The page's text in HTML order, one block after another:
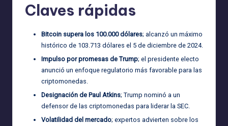
Claves rápidas
Bitcoin supera los 100.000 dólares; alcanzó un máximo
histórico de 103.713 dólares el 5 de diciembre de 2024.
Impulso por promesas de Trump; el presidente electo
anunció un enfoque regulatorio más favorable para las
criptomonedas.
Designación de Paul Atkins; Trump nominó a un
defensor de las criptomonedas para liderar la SEC.
Volatilidad del mercado; expertos advierten sobre los